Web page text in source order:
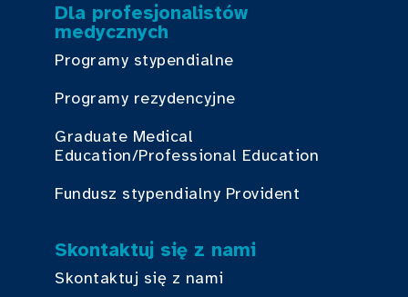
Dla profesjonalistów
medycznych
Programy stypendialne
Programy rezydencyjne
Graduate Medical
Education/Professional Education
Fundusz stypendialny Provident
Skontaktuj się z nami
Skontaktuj się z nami